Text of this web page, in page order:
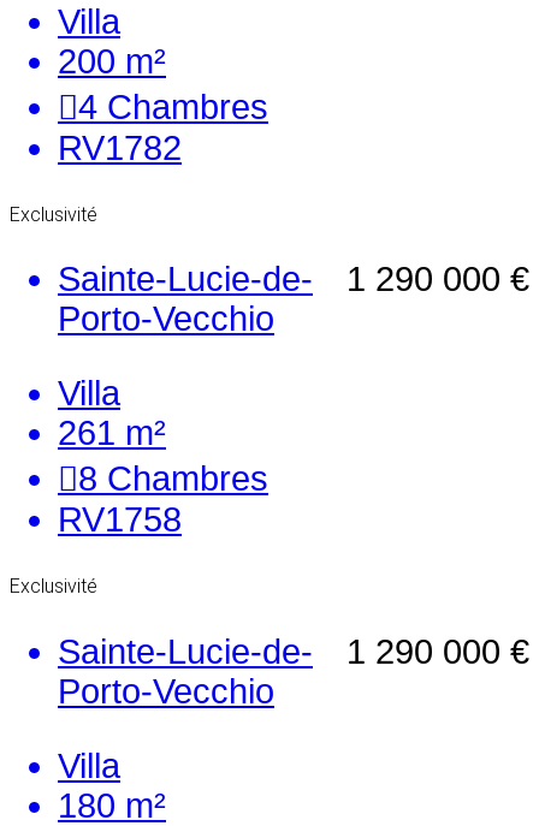
Villa
200 m²
4 Chambres
RV1782
Exclusivité
1 290 000 €
Sainte-Lucie-de-
Porto-Vecchio
Villa
261 m²
8 Chambres
RV1758
Exclusivité
1 290 000 €
Sainte-Lucie-de-
Porto-Vecchio
Villa
180 m²